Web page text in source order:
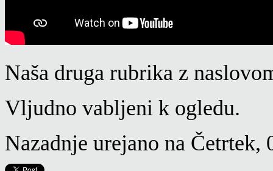
Naša druga rubrika z
Vljudno vabljeni k ogledu.
Nazadnje urejano na